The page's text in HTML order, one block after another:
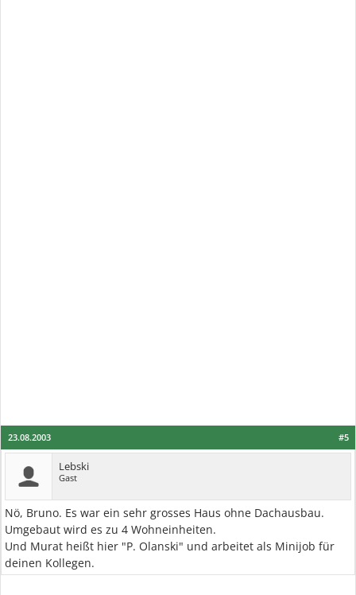
#5
23.08.2003
Lebski
Gast
Nö, Bruno. Es war ein sehr grosses Haus ohne Dachausbau.
Umgebaut wird es zu 4 Wohneinheiten.
Und Murat heißt hier "P. Olanski" und arbeitet als Minijob für
deinen Kollegen.